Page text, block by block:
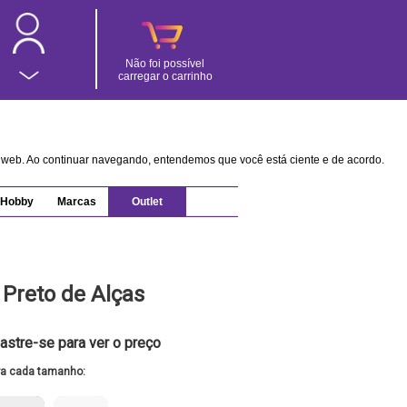
Não foi possível
carregar o carrinho
Ao continuar navegando, entendemos que você está ciente e de acordo.
Hobby Marcas Outlet
de Alças
se para ver o preço
cada tamanho: